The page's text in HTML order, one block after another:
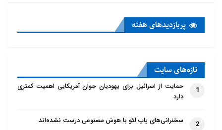
پربازدید‌های هفته
تازه‌‌های سایت
1
حمایت از اسرائیل برای یهودیان جوان آمریکایی اهمیت کمتری
دارد
2 سخنرانی‌های پاپ لئو با هوش مصنوعی درست نشده‌اند